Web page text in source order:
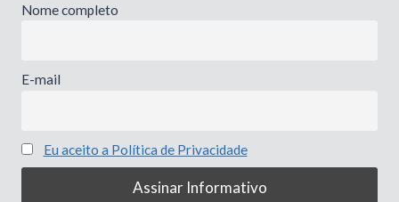
Nome completo
E-mail
Eu aceito a Política de Privacidade